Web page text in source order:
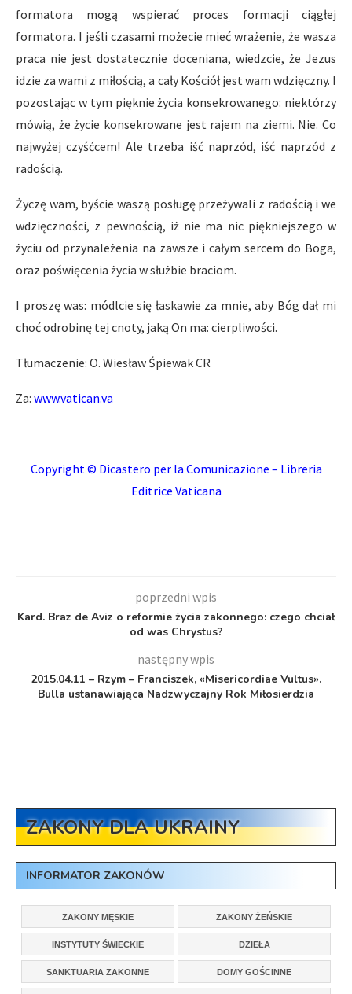
formatora mogą wspierać proces formacji ciągłej
formatora. I jeśli czasami możecie mieć wrażenie, że wasza
praca nie jest dostatecznie doceniana, wiedzcie, że Jezus
idzie za wami z miłością, a cały Kościół jest wam wdzięczny. I
pozostając w tym pięknie życia konsekrowanego: niektórzy
mówią, że życie konsekrowane jest rajem na ziemi. Nie. Co
najwyżej czyśćcem! Ale trzeba iść naprzód, iść naprzód z
radością.
Życzę wam, byście waszą posługę przeżywali z radością i we
wdzięczności, z pewnością, iż nie ma nic piękniejszego w
życiu od przynależenia na zawsze i całym sercem do Boga,
oraz poświęcenia życia w służbie braciom.
I proszę was: módlcie się łaskawie za mnie, aby Bóg dał mi
choć odrobinę tej cnoty, jaką On ma: cierpliwości.
Tłumaczenie: O. Wiesław Śpiewak CR
Za: www.vatican.va
Copyright © Dicastero per la Comunicazione – Libreria
Editrice Vaticana
poprzedni wpis
Kard. Braz de Aviz o reformie życia zakonnego: czego chciał
od was Chrystus?
następny wpis
2015.04.11 – Rzym – Franciszek, «Misericordiae Vultus».
Bulla ustanawiająca Nadzwyczajny Rok Miłosierdzia
ZAKONY DLA UKRAINY
INFORMATOR ZAKONÓW
ZAKONY MĘSKIE ZAKONY ŻEŃSKIE
INSTYTUTY ŚWIECKIE DZIEŁA
SANKTUARIA ZAKONNE DOMY GOŚCINNE